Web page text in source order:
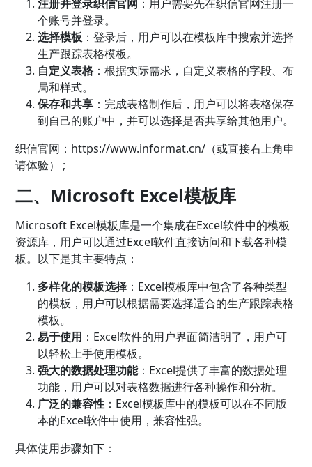
注册并登录织信官网 ：用户需要先在织信官网注册一
个账号并登录。
选择模板 ：登录后，用户可以在模板库中搜索并选择
生产跟踪表格模板。
自定义表格 ：根据实际需求，自定义表格的字段、布
局和样式。
保存和共享 ：完成表格制作后，用户可以将表格保存
到自己的账户中，并可以选择是否共享给其他用户。
织信官网： https://www.informat.cn/（或直接右上角申
请体验） ;
二、Microsoft Excel模板库
Microsoft Excel模板库是一个集成在Excel软件中的模板
资源库，用户可以通过Excel软件直接访问和下载各种模
板。以下是其主要特点：
多样化的模板选择 ：Excel模板库中包含了各种类型
的模板，用户可以根据需要选择适合的生产跟踪表格
模板。
易于使用 ：Excel软件的用户界面简洁明了，用户可
以轻松上手使用模板。
强大的数据处理功能：Excel提供了丰富的数据处理
功能，用户可以对表格数据进行各种操作和分析。
广泛的兼容性 ：Excel模板库中的模板可以在不同版
本的Excel软件中使用，兼容性强。
具体使用步骤如下：